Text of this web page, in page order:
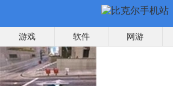
游戏 软件 网游